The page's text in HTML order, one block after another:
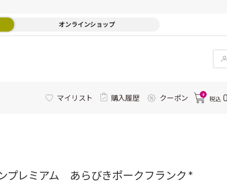
オンラインショップ
マイリスト 購入履歴 クーポン 0
税込 0
プレミアム あらびきポークフランク *